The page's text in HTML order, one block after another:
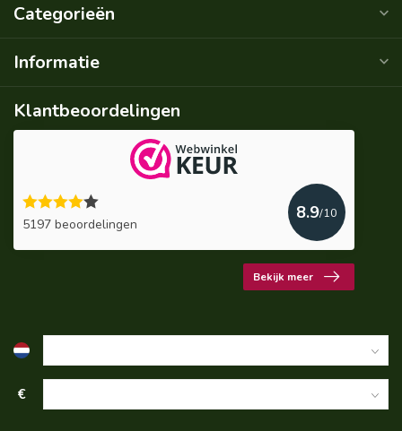
Categorieën
Informatie
Klantbeoordelingen
5197 beoordelingen
8.9/10
Bekijk meer
€